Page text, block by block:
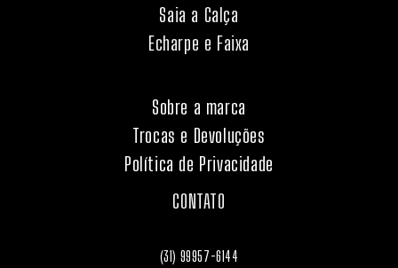
Saia a Calça
Echarpe e Faixa
Sobre a marca
Trocas e Devoluções
Política de Privacidade
CONTATO
(31) 99957-6144